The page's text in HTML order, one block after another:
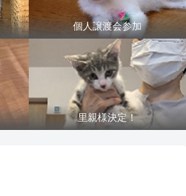
個人譲渡会参加
里親様決定！